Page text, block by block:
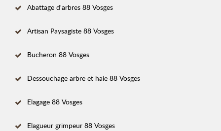
Abattage d'arbres 88 Vosges
Artisan Paysagiste 88 Vosges
Bucheron 88 Vosges
Dessouchage arbre et haie 88 Vosges
Elagage 88 Vosges
Elagueur grimpeur 88 Vosges